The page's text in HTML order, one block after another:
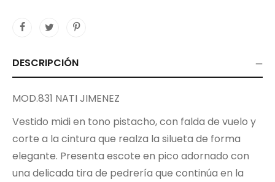
DESCRIPCIÓN
MOD.831 NATI JIMENEZ
Vestido midi en tono pistacho, con falda de vuelo y
corte a la cintura que realza la silueta de forma
elegante. Presenta escote en pico adornado con
una delicada tira de pedrería que continúa en la